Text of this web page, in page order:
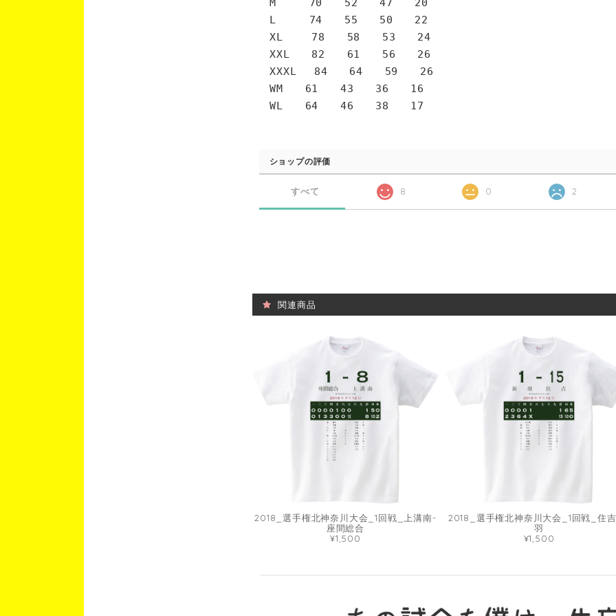
L 74 55 50 22
XL 78 58 53 24
XXL 82 61 56 26
XXXL 84 64 59 26
WM 61 43 36 16
WL 64 46 38 17
ショップの評価
すべて 8 0 2
関連商品
2018_選手権北神奈川大会_1回戦_上溝南-
座間総合
¥1,500
2018_選手権北神奈川大会_1回戦_住
羽
¥1,500